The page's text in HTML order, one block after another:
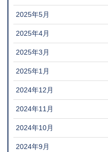
2025年5月
2025年4月
2025年3月
2025年1月
2024年12月
2024年11月
2024年10月
2024年9月